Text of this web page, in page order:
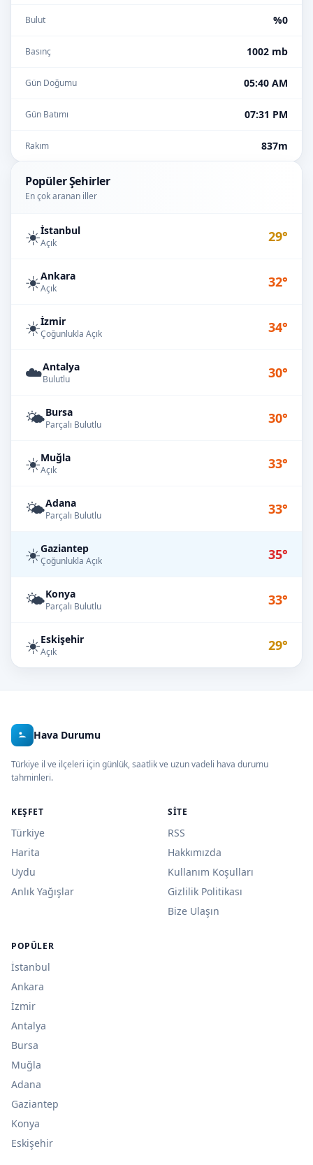
Bulut %0
Basınç 1002 mb
Gün Doğumu 05:40 AM
Gün Batımı 07:31 PM
Rakım 837m
Popüler Şehirler
En çok aranan iller
☀️İstanbul
Açık 29°
☀️Ankara
Açık 32°
☀️İzmir
Çoğunlukla Açık 34°
☁️Antalya
Bulutlu 30°
🌤️Bursa
Parçalı Bulutlu 30°
☀️Muğla
Açık 33°
🌤️Adana
Parçalı Bulutlu 33°
☀️Gaziantep
Çoğunlukla Açık 35°
🌤️Konya
Parçalı Bulutlu 33°
☀️Eskişehir
Açık 29°
Hava Durumu
Türkiye il ve ilçeleri için günlük, saatlik ve uzun vadeli hava durumu
tahminleri.
KEŞFET
Türkiye
Harita
Uydu
Anlık Yağışlar
SITE
RSS
Hakkımızda
Kullanım Koşulları
Gizlilik Politikası
Bize Ulaşın
POPÜLER
İstanbul
Ankara
İzmir
Antalya
Bursa
Muğla
Adana
Gaziantep
Konya
Eskişehir